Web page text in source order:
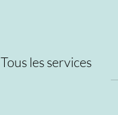
Tous les services